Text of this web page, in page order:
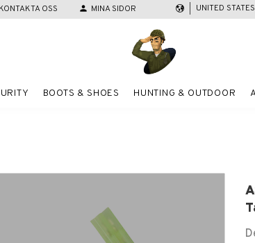
OSS person MINA SIDOR UNITED STATES
BOOTS & SHOES HUNTING & OUTDOOR